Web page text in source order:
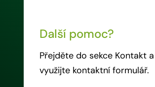
Další pomoc?
Přejděte do sekce Kontakt a
využijte kontaktní formulář.